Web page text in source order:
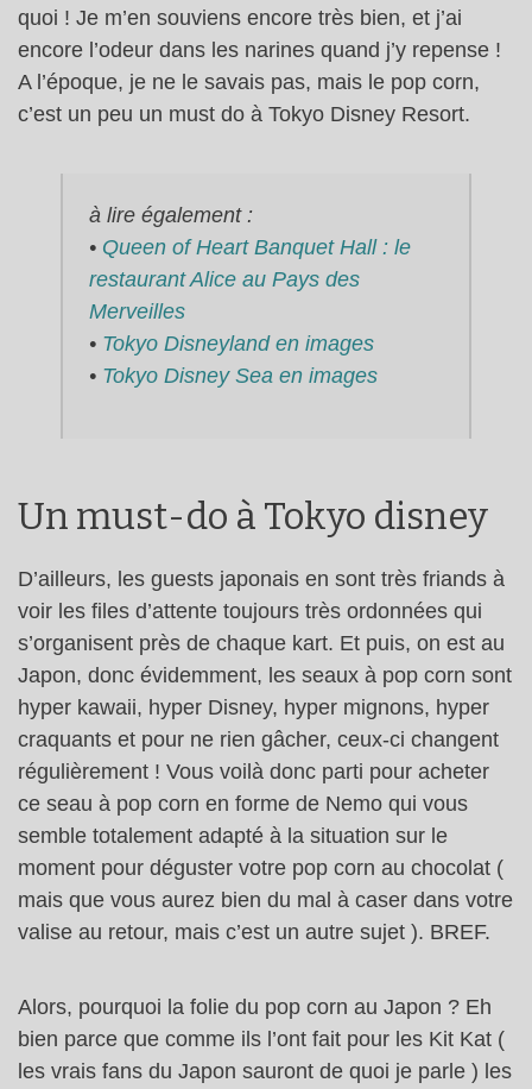
quoi ! Je m’en souviens encore très bien, et j’ai
encore l’odeur dans les narines quand j’y repense !
A l’époque, je ne le savais pas, mais le pop corn,
c’est un peu un must do à Tokyo Disney Resort.
à lire également :
• Queen of Heart Banquet Hall : le
restaurant Alice au Pays des
Merveilles
• Tokyo Disneyland en images
• Tokyo Disney Sea en images
Un must-do à Tokyo disney
D’ailleurs, les guests japonais en sont très friands à
voir les files d’attente toujours très ordonnées qui
s’organisent près de chaque kart. Et puis, on est au
Japon, donc évidemment, les seaux à pop corn sont
hyper kawaii, hyper Disney, hyper mignons, hyper
craquants et pour ne rien gâcher, ceux-ci changent
régulièrement ! Vous voilà donc parti pour acheter
ce seau à pop corn en forme de Nemo qui vous
semble totalement adapté à la situation sur le
moment pour déguster votre pop corn au chocolat (
mais que vous aurez bien du mal à caser dans votre
valise au retour, mais c’est un autre sujet ). BREF.
Alors, pourquoi la folie du pop corn au Japon ? Eh
bien parce que comme ils l’ont fait pour les Kit Kat (
les vrais fans du Japon sauront de quoi je parle ) les